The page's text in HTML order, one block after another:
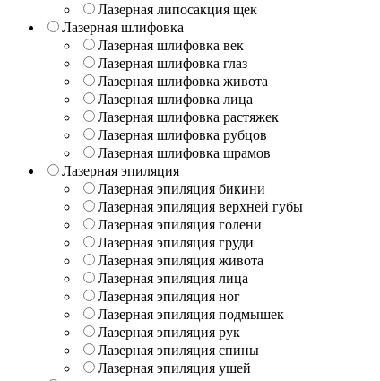
Лазерная липосакция щек
Лазерная шлифовка
Лазерная шлифовка век
Лазерная шлифовка глаз
Лазерная шлифовка живота
Лазерная шлифовка лица
Лазерная шлифовка растяжек
Лазерная шлифовка рубцов
Лазерная шлифовка шрамов
Лазерная эпиляция
Лазерная эпиляция бикини
Лазерная эпиляция верхней губы
Лазерная эпиляция голени
Лазерная эпиляция груди
Лазерная эпиляция живота
Лазерная эпиляция лица
Лазерная эпиляция ног
Лазерная эпиляция подмышек
Лазерная эпиляция рук
Лазерная эпиляция спины
Лазерная эпиляция ушей